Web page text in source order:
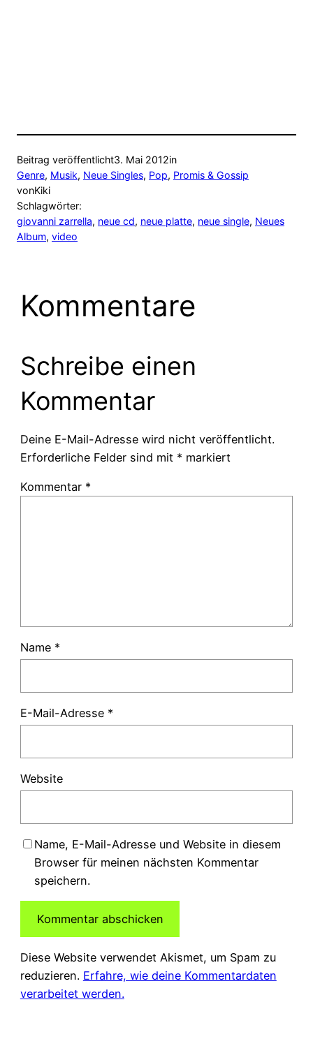
Beitrag veröffentlicht3. Mai 2012in
Genre, Musik, Neue Singles, Pop, Promis & Gossip
vonKiki
Schlagwörter:
giovanni zarrella, neue cd, neue platte, neue single, Neues
Album, video
Kommentare
Schreibe einen
Kommentar
Deine E-Mail-Adresse wird nicht veröffentlicht.
Erforderliche Felder sind mit * markiert
Kommentar *
Name *
E-Mail-Adresse *
Website
Name, E-Mail-Adresse und Website in diesem
Browser für meinen nächsten Kommentar
speichern.
Diese Website verwendet Akismet, um Spam zu
reduzieren. Erfahre, wie deine Kommentardaten
verarbeitet werden.